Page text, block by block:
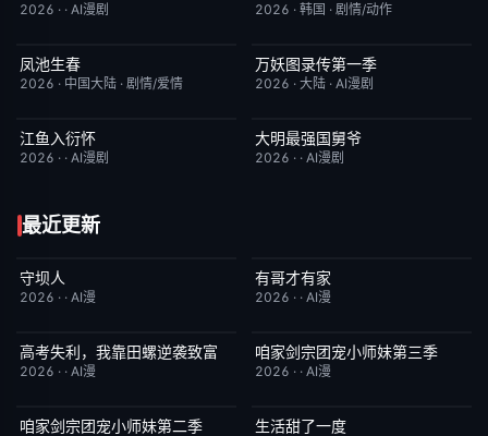
2026 · · AI漫剧 2026 · 韩国 · 剧情/动作
已完结
凤池生春
2026 · 中国大陆 · 剧情/爱情
完结
万妖图录传第一季
2026 · 大陆 · AI漫剧
完结
江鱼入衍怀
2026 · · AI漫剧
完结
大明最强国舅爷
2026 · · AI漫剧
最近更新
完结
守坝人
2026 · · AI漫
完结
有哥才有家
2026 · · AI漫
完结 7.0
高考失利，我靠田螺逆袭致富
2026 · · AI漫
已完结 6.0
咱家剑宗团宠小师妹第三季
2026 · · AI漫
已完结 6.0
咱家剑宗团宠小师妹第二季 完结
生活甜了一度